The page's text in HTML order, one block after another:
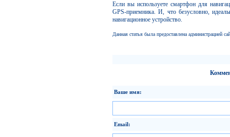
Если вы используете смартфон для
GPS-приемника. И, что безусловно,
навигационное устройство.
Данная статья была предоставлена администрацией
Ваше имя:
Email: